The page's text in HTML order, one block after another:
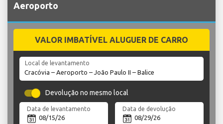
Aeroporto
VALOR IMBATÍVEL ALUGUER DE CARRO
Local de levantamento
Devolução no mesmo local
Data de levantamento Data de devolução